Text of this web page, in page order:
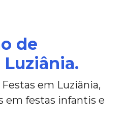
de
em Luziânia,
em festas infantis e